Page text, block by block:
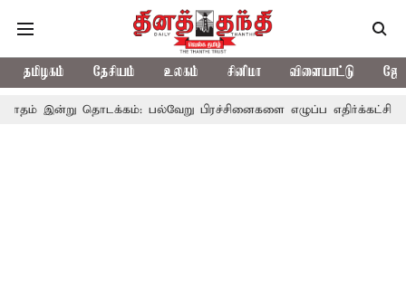
தமிழகம் தேசியம் உலகம் சினிமா விளையாட்டு
பல்வேறு பிரச்சினைகளை எழுப்ப எதிர்க்கட்சிகள் திட்டம்